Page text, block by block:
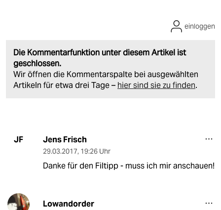
Die Kommentarfunktion unter diesem Artikel ist
geschlossen.
Wir öffnen die Kommentarspalte bei ausgewählten
Artikeln für etwa drei Tage – hier sind sie zu finden.
einloggen
JF Jens Frisch
29.03.2017, 19:26 Uhr
Danke für den Filtipp - muss ich mir anschauen!
Lowandorder